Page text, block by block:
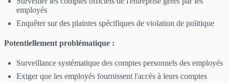
employés
Enquêter sur des plaintes spécifiques de violation de politique
Potentiellement problématique :
Surveillance systématique des comptes personnels des employés
Exiger que les employés fournissent l'accès à leurs comptes